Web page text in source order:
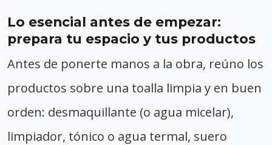
Lo esencial antes de empezar:
prepara tu espacio y tus productos
Antes de ponerte manos a la obra, reúno los
productos sobre una toalla limpia y en buen
orden: desmaquillante (o agua micelar),
limpiador, tónico o agua termal, suero